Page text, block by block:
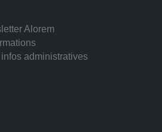
Alorem
administratives